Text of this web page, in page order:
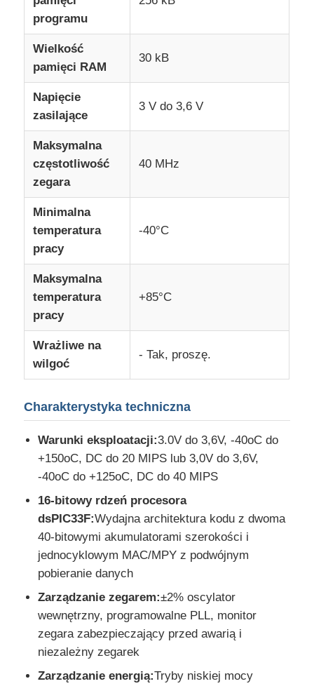
Jednostka mikrokontrolera MCU
System SOC na chipie
Układ scalony MPU
CPLD PLD
Detektor termiczny w podczerwieni
Układ scalony DSP
Układ pamięci DRAM
Chip EEPROM
Chip SRAM
Błysk NOR
Układ scalony EPROM
UART IC
ADC DAC
Obwody zintegrowane RF
programu
Wielkość
pamięci RAM
30 kB
Napięcie
zasilające
3 V do 3,6 V
Maksymalna
częstotliwość
zegara
40 MHz
Minimalna
temperatura
pracy
-40°C
Maksymalna
temperatura
pracy
+85°C
Wrażliwe na
wilgoć
- Tak, proszę.
Charakterystyka techniczna
Warunki eksploatacji:3.0V do 3,6V, -40oC do
+150oC, DC do 20 MIPS lub 3,0V do 3,6V,
-40oC do +125oC, DC do 40 MIPS
16-bitowy rdzeń procesora
dsPIC33F:Wydajna architektura kodu z dwoma
40-bitowymi akumulatorami szerokości i
jednocyklowym MAC/MPY z podwójnym
pobieranie danych
Zarządzanie zegarem:±2% oscylator
wewnętrzny, programowalne PLL, monitor
zegara zabezpieczający przed awarią i
niezależny zegarek
Zarządzanie energią:Tryby niskiej mocy